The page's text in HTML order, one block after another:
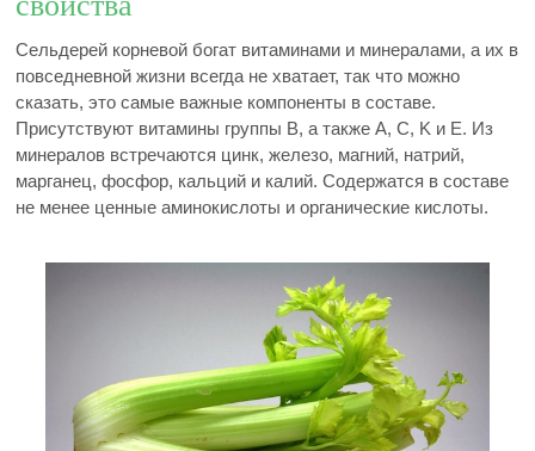
Сельдерей корневой богат витаминами и минералами, а их в
повседневной жизни всегда не хватает, так что можно
сказать, это самые важные компоненты в составе.
Присутствуют витамины группы B, а также A, C, K и E. Из
минералов встречаются цинк, железо, магний, натрий,
марганец, фосфор, кальций и калий. Содержатся в составе
не менее ценные аминокислоты и органические кислоты.